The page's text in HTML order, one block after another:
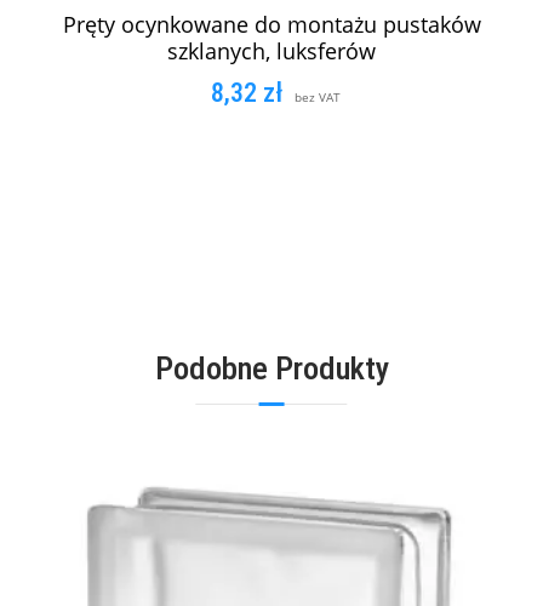
Pręty ocynkowane do montażu pustaków
szklanych, luksferów
8,32 zł bez VAT
Podobne Produkty